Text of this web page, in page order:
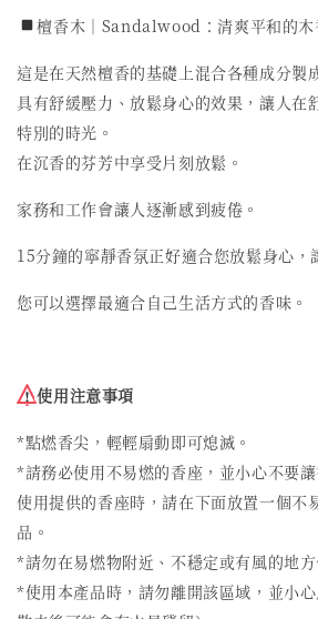
檀香木｜Sandalwood：清爽平和的木
這是在天然檀香的基礎上混合各種成分製
具有舒緩壓力、放鬆身心的效果，讓人在
特別的時光。
在沉香的芬芳中享受片刻放鬆。
家務和工作會讓人逐漸感到疲倦。
15分鐘的寧靜香氛正好適合您放鬆身心，
您可以選擇最適合自己生活方式的香味。
使用注意事項
*點燃香尖，輕輕扇動即可熄滅。
*請務必使用不易燃的香座，並小心不要
使用提供的香座時，請在下面放置一個不
品。
*請勿在易燃物附近、不穩定或有風的地方
*使用本產品時，請勿離開該區域，並小